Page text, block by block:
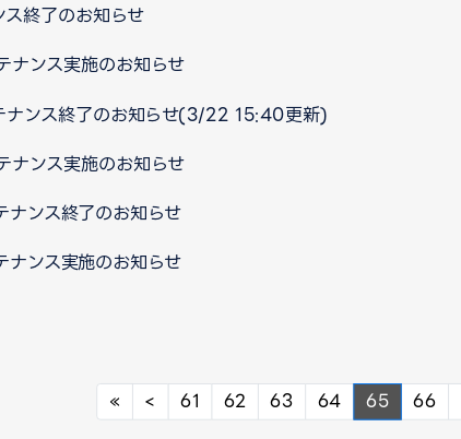
終了のお知らせ
ンス実施のお知らせ
ナンス終了のお知らせ(3/22 15:40更新)
ンス実施のお知らせ
ンス終了のお知らせ
ンス実施のお知らせ
« Previous
< Previous
61 62 63 64 65 66